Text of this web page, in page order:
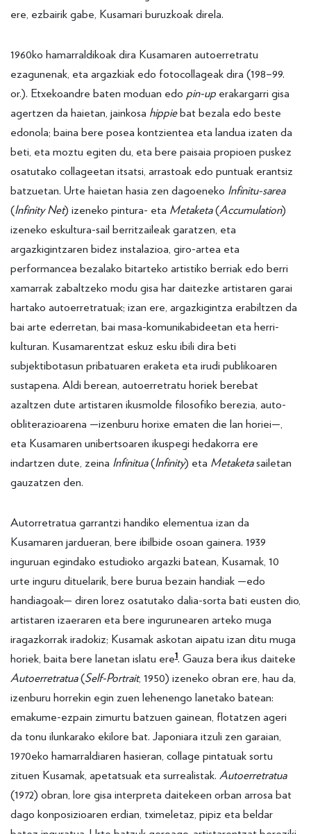
ere, ezbairik gabe, Kusamari buruzkoak direla.
1960ko hamarraldikoak dira Kusamaren autoerretratu
ezagunenak, eta argazkiak edo fotocollageak dira (198–99.
or.). Etxekoandre baten moduan edo pin-up erakargarri gisa
agertzen da haietan, jainkosa hippie bat bezala edo beste
edonola; baina bere posea kontzientea eta landua izaten da
beti, eta moztu egiten du, eta bere paisaia propioen puskez
osatutako collageetan itsatsi, arrastoak edo puntuak erantsiz
batzuetan. Urte haietan hasia zen dagoeneko Infinitu-sarea
(Infinity Net) izeneko pintura- eta Metaketa(Accumulation)
izeneko eskultura-sail berritzaileak garatzen, eta
argazkigintzaren bidez instalazioa, giro-artea eta
performancea bezalako bitarteko artistiko berriak edo berri
xamarrak zabaltzeko modu gisa har daitezke artistaren garai
hartako autoerretratuak; izan ere, argazkigintza erabiltzen da
bai arte ederretan, bai masa-komunikabideetan eta herri-
kulturan. Kusamarentzat eskuz esku ibili dira beti
subjektibotasun pribatuaren eraketa eta irudi publikoaren
sustapena. Aldi berean, autoerretratu horiek berebat
azaltzen dute artistaren ikusmolde filosofiko berezia, auto-
obliterazioarena —izenburu horixe ematen die lan horiei—,
eta Kusamaren unibertsoaren ikuspegi hedakorra ere
indartzen dute, zeina Infinitua(Infinity) eta Metaketasailetan
gauzatzen den.
Autorretratua garrantzi handiko elementua izan da
Kusamaren jardueran, bere ibilbide osoan gainera. 1939
inguruan egindako estudioko argazki batean, Kusamak, 10
urte inguru dituelarik, bere burua bezain handiak —edo
handiagoak— diren lorez osatutako dalia-sorta bati eusten dio,
artistaren izaeraren eta bere ingurunearen arteko muga
iragazkorrak iradokiz; Kusamak askotan aipatu izan ditu muga
horiek, baita bere lanetan islatu ere1. Gauza bera ikus daiteke
Autoerretratua(Self-Portrait, 1950) izeneko obran ere, hau da,
izenburu horrekin egin zuen lehenengo lanetako batean:
emakume-ezpain zimurtu batzuen gainean, flotatzen ageri
da tonu ilunkarako ekilore bat. Japoniara itzuli zen garaian,
1970eko hamarraldiaren hasieran, collage pintatuak sortu
zituen Kusamak, apetatsuak eta surrealistak. Autoerretratua
(1972) obran, lore gisa interpreta daitekeen orban arrosa bat
dago konposizioaren erdian, tximeletaz, pipiz eta beldar